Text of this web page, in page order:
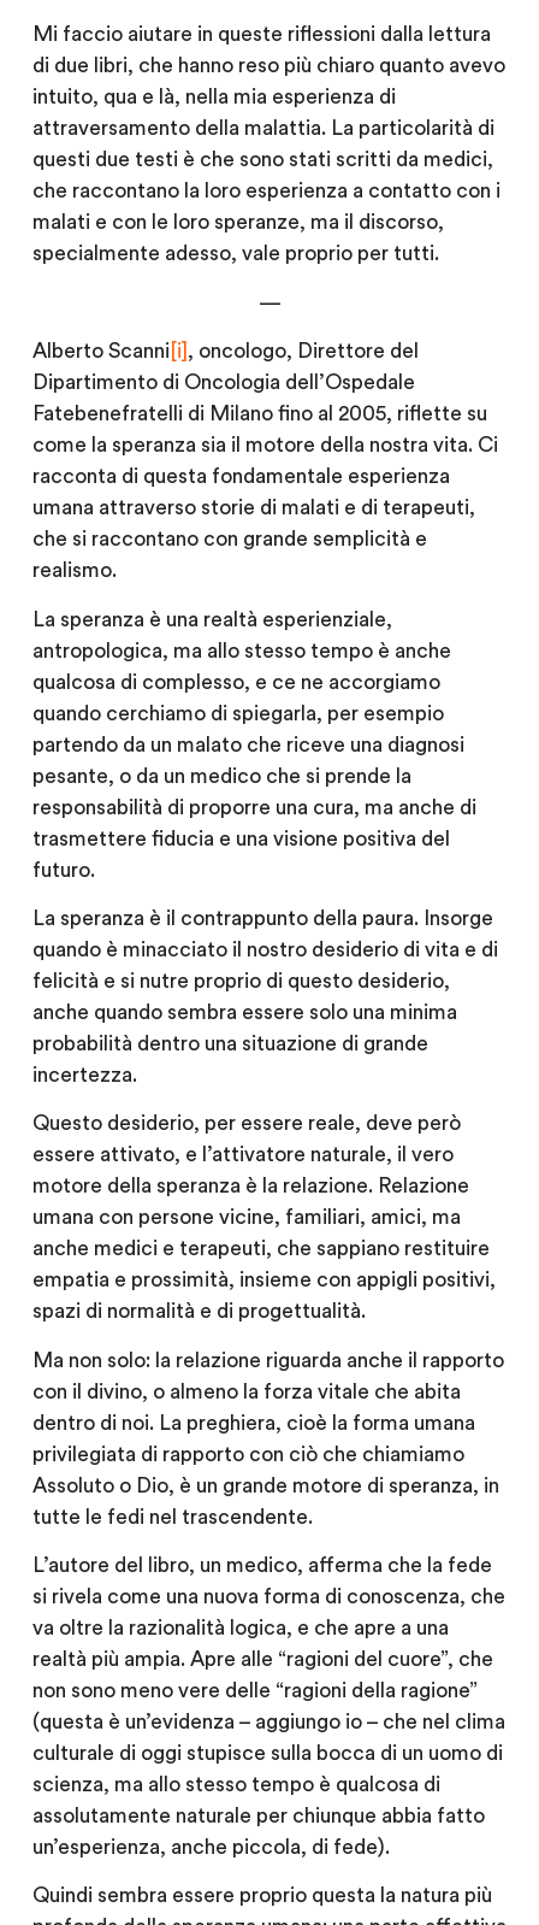
Mi faccio aiutare in queste riflessioni dalla lettura
di due libri, che hanno reso più chiaro quanto avevo
intuito, qua e là, nella mia esperienza di
attraversamento della malattia. La particolarità di
questi due testi è che sono stati scritti da medici,
che raccontano la loro esperienza a contatto con i
malati e con le loro speranze, ma il discorso,
specialmente adesso, vale proprio per tutti.
—
Alberto Scanni [i] , oncologo, Direttore del
Dipartimento di Oncologia dell’Ospedale
Fatebenefratelli di Milano fino al 2005, riflette su
come la speranza sia il motore della nostra vita. Ci
racconta di questa fondamentale esperienza
umana attraverso storie di malati e di terapeuti,
che si raccontano con grande semplicità e
realismo.
La speranza è una realtà esperienziale,
antropologica, ma allo stesso tempo è anche
qualcosa di complesso, e ce ne accorgiamo
quando cerchiamo di spiegarla, per esempio
partendo da un malato che riceve una diagnosi
pesante, o da un medico che si prende la
responsabilità di proporre una cura, ma anche di
trasmettere fiducia e una visione positiva del
futuro.
La speranza è il contrappunto della paura. Insorge
quando è minacciato il nostro desiderio di vita e di
felicità e si nutre proprio di questo desiderio,
anche quando sembra essere solo una minima
probabilità dentro una situazione di grande
incertezza.
Questo desiderio, per essere reale, deve però
essere attivato, e l’attivatore naturale, il vero
motore della speranza è la relazione. Relazione
umana con persone vicine, familiari, amici, ma
anche medici e terapeuti, che sappiano restituire
empatia e prossimità, insieme con appigli positivi,
spazi di normalità e di progettualità.
Ma non solo: la relazione riguarda anche il rapporto
con il divino, o almeno la forza vitale che abita
dentro di noi. La preghiera, cioè la forma umana
privilegiata di rapporto con ciò che chiamiamo
Assoluto o Dio, è un grande motore di speranza, in
tutte le fedi nel trascendente.
L’autore del libro, un medico, afferma che la fede
si rivela come una nuova forma di conoscenza, che
va oltre la razionalità logica, e che apre a una
realtà più ampia. Apre alle “ragioni del cuore”, che
non sono meno vere delle “ragioni della ragione”
(questa è un’evidenza – aggiungo io – che nel clima
culturale di oggi stupisce sulla bocca di un uomo di
scienza, ma allo stesso tempo è qualcosa di
assolutamente naturale per chiunque abbia fatto
un’esperienza, anche piccola, di fede).
Quindi sembra essere proprio questa la natura più